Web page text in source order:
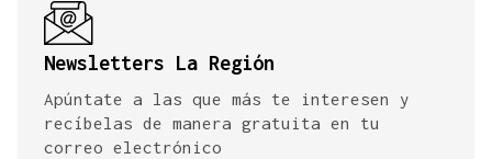
Newsletters La Región
Apúntate a las que más te interesen y
recíbelas de manera gratuita en tu
correo electrónico